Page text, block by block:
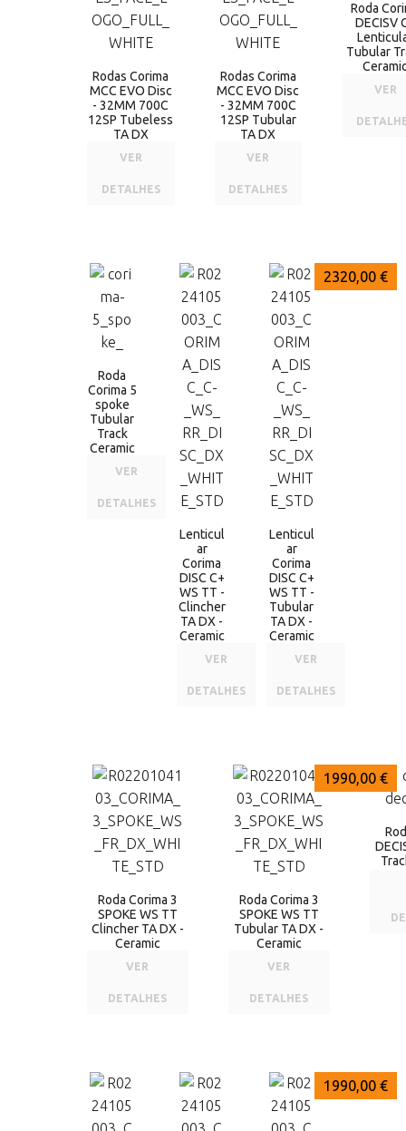
Rodas Corima
MCC EVO Disc
- 32MM 700C
12SP Tubeless
TA DX
VER
DETALHES
Rodas Corima
MCC EVO Disc
- 32MM 700C
12SP Tubular
TA DX
VER
DETALHES
Roda
DECISV
Tubular
VER
2440,00 €
Roda
Corima 5
spoke
Tubular
Track
Ceramic
VER
DETALHES
2320,00 €
Lenticul
ar
Corima
DISC C+
WS TT -
Clincher
TA DX -
Ceramic
VER
DETALHES
2320,00 €
Lenticul
ar
Corima
DISC C+
WS TT -
Tubular
TA DX -
Ceramic
VER
DETALHES
2055,00 €
Roda Corima 3
SPOKE WS TT
Clincher TA DX -
Ceramic
VER
DETALHES
2055,00 €
Roda Corima 3
SPOKE WS TT
Tubular TA DX -
Ceramic
VER
DETALHES
1990,00 €
1990,00 €
1990,00 €
1990,00 €